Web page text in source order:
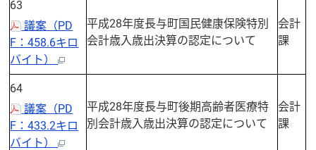
63
議案（PD
F：458.6キロ
バイト）
平成28年度長与町国民健康保険特別
会計歳入歳出決算の認定について
会計
課
64
議案（PD
F：433.2キロ
バイト）
平成28年度長与町後期高齢者医療特
別会計歳入歳出決算の認定について
会計
課